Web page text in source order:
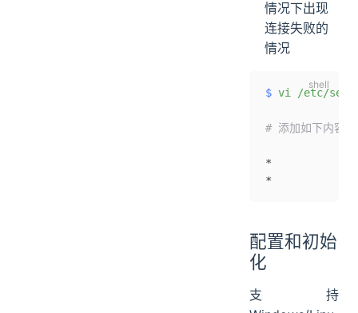
情况下出现
连接失败的
情况
$ vi /etc/
# 添加如下内容
*
*
配置和初始
化
支持